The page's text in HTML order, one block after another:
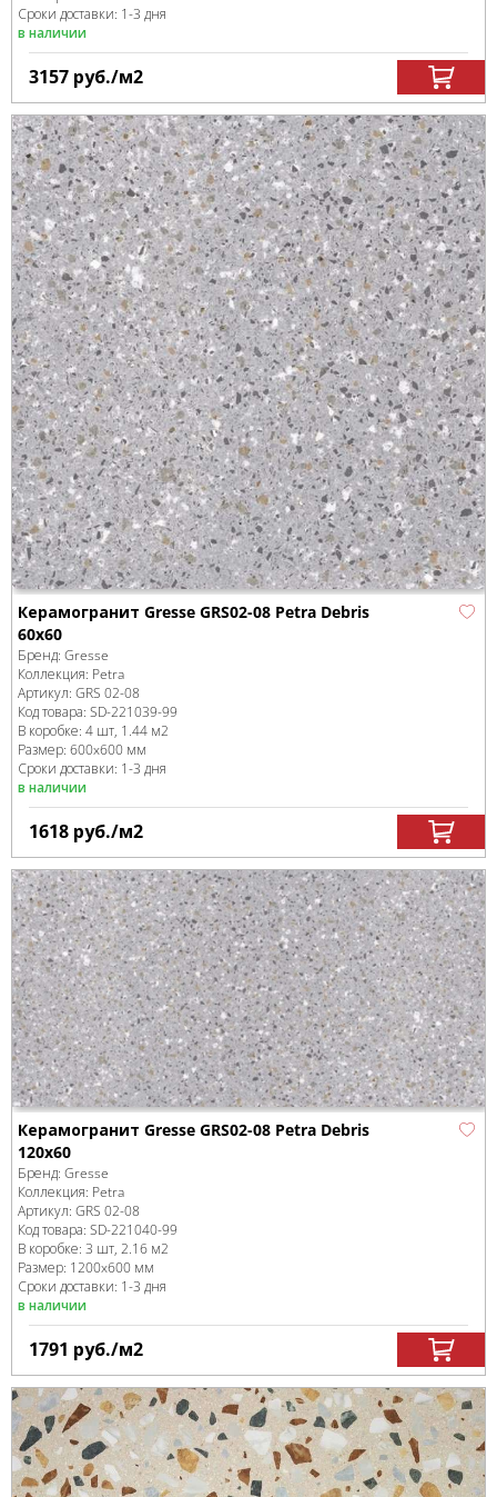
Сроки доставки: 1-3 дня
в наличии
3157 руб./м2
Керамогранит Gresse GRS02-08 Petra Debris
60x60
Бренд: Gresse
Коллекция: Petra
Артикул: GRS 02-08
Код товара: SD-221039-99
В коробке: 4 шт, 1.44 м2
Размер: 600x600 мм
Сроки доставки: 1-3 дня
в наличии
1618 руб./м2
Керамогранит Gresse GRS02-08 Petra Debris
120x60
Бренд: Gresse
Коллекция: Petra
Артикул: GRS 02-08
Код товара: SD-221040-99
В коробке: 3 шт, 2.16 м2
Размер: 1200x600 мм
Сроки доставки: 1-3 дня
в наличии
1791 руб./м2